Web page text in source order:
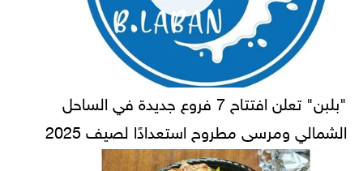
"بلبن" تعلن افتتاح 7 فروع جديدة في الساحل
الشمالي ومرسى مطروح استعدادًا لصيف 2025